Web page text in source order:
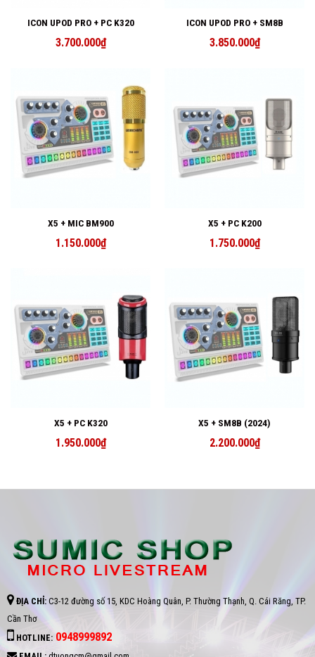
ICON UPOD PRO + PC K320
3.700.000₫
ICON UPOD PRO + SM8B
3.850.000₫
X5 + MIC BM900
1.150.000₫
X5 + PC K200
1.750.000₫
X5 + PC K320
1.950.000₫
X5 + SM8B (2024)
2.200.000₫
ĐỊA CHỈ: C3-12 đường số 15, KDC Hoàng Quân, P. Thường Thạnh, Q. Cái Răng, TP.
Cần Thơ
HOTLINE:0948999892